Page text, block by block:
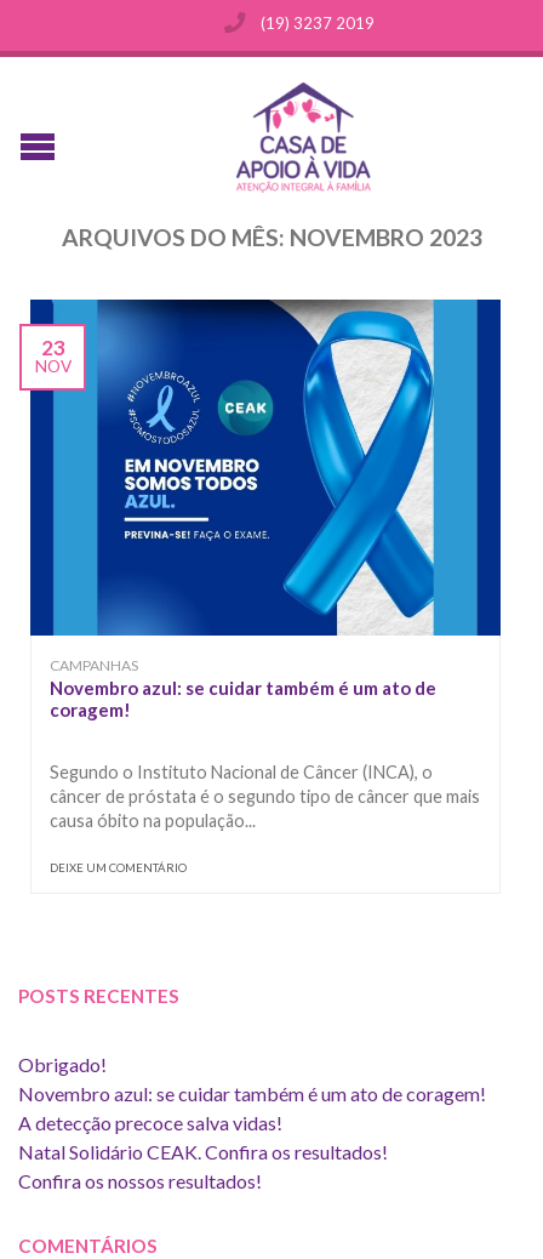
(19) 3237 2019
ARQUIVOS DO MÊS: NOVEMBRO 2023
23
NOV
CAMPANHAS
Novembro azul: se cuidar também é um ato de
coragem!
Segundo o Instituto Nacional de Câncer (INCA), o
câncer de próstata é o segundo tipo de câncer que mais
causa óbito na população...
DEIXE UM COMENTÁRIO
POSTS RECENTES
Obrigado!
Novembro azul: se cuidar também é um ato de coragem!
A detecção precoce salva vidas!
Natal Solidário CEAK. Confira os resultados!
Confira os nossos resultados!
COMENTÁRIOS